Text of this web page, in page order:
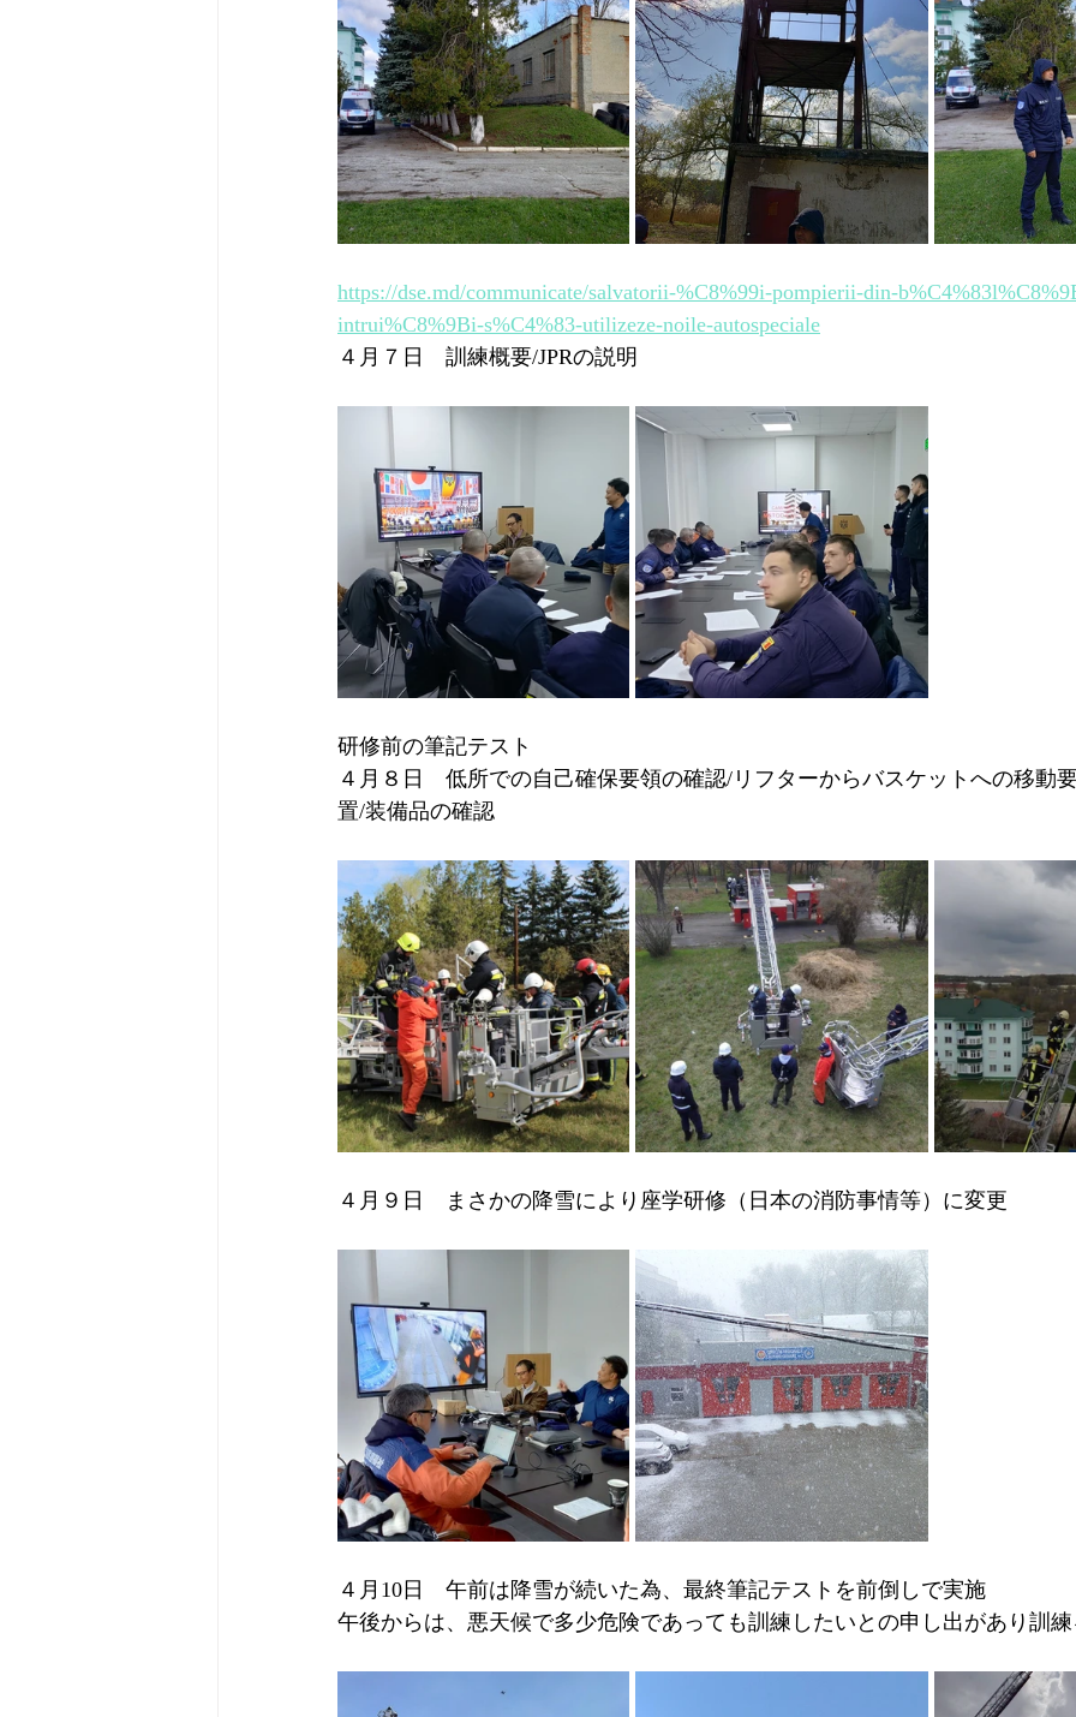
https://dse.md/communicate/salvatorii-%C8%99i-pompierii-din-
intrui%C8%9Bi-s%C4%83-utilizeze-noile-autospeciale
４月７日　訓練概要/JPRの説明
研修前の筆記テスト
４月８日　低所での自己確保要領の確認/リフターからバスケットへの移動
置/装備品の確認
４月９日　まさかの降雪により座学研修（日本の消防事情等）に変更
４月10日　午前は降雪が続いた為、最終筆記テストを前倒しで実施
午後からは、悪天候で多少危険であっても訓練したいとの申し出があり訓